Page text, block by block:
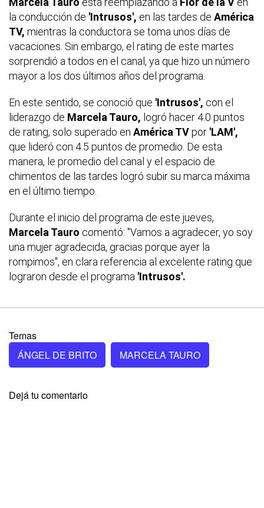
la conducción de 'Intrusos', en las tardes de América
TV, mientras la conductora se toma unos días de
vacaciones. Sin embargo, el rating de este martes
sorprendió a todos en el canal, ya que hizo un número
mayor a los dos últimos años del programa.
En este sentido, se conoció que 'Intrusos', con el
liderazgo de Marcela Tauro, logró hacer 4.0 puntos
de rating, solo superado en América TVpor 'LAM',
que lideró con 4.5 puntos de promedio. De esta
manera, le promedio del canal y el espacio de
chimentos de las tardes logró subir su marca máxima
en el último tiempo.
Durante el inicio del programa de este jueves,
Marcela Tauro comentó: "Vamos a agradecer, yo soy
una mujer agradecida, gracias porque ayer la
rompimos", en clara referencia al excelente rating que
lograron desde el programa 'Intrusos'.
Temas
ÁNGEL DE BRITO
MARCELA TAURO
Dejá tu comentario